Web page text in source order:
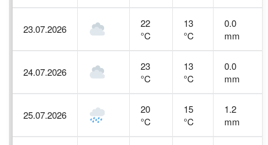
23.07.2026
22
°C
13
°C
0.0
mm
24.07.2026
23
°C
13
°C
0.0
mm
25.07.2026
20
°C
15
°C
1.2
mm